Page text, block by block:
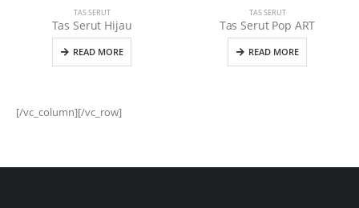
TAS SERUT
Tas Serut Hijau
READ MORE
TAS SERUT
Tas Serut Pop ART
READ MORE
[/vc_column][/vc_row]